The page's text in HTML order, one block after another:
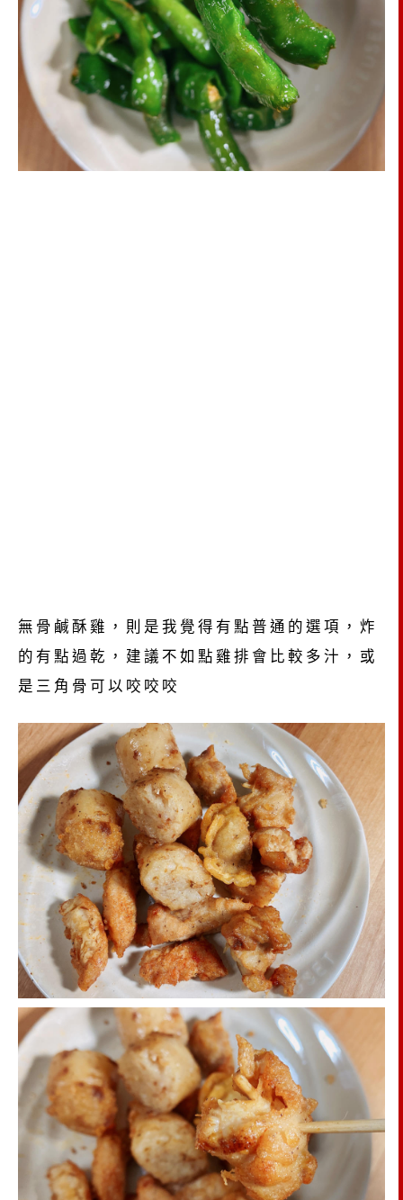
無骨鹹酥雞，則是我覺得有點普通的選項，炸
的有點過乾，建議不如點雞排會比較多汁，或
是三角骨可以咬咬咬